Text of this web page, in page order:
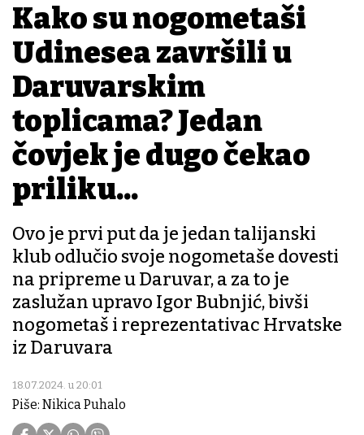
Kako su nogometaši
Udinesea završili u
Daruvarskim
toplicama? Jedan
čovjek je dugo čekao
priliku...
Ovo je prvi put da je jedan talijanski
klub odlučio svoje nogometaše dovesti
na pripreme u Daruvar, a za to je
zaslužan upravo Igor Bubnjić, bivši
nogometaš i reprezentativac Hrvatske
iz Daruvara
18.07.2024. u 20:01
Piše: Nikica Puhalo